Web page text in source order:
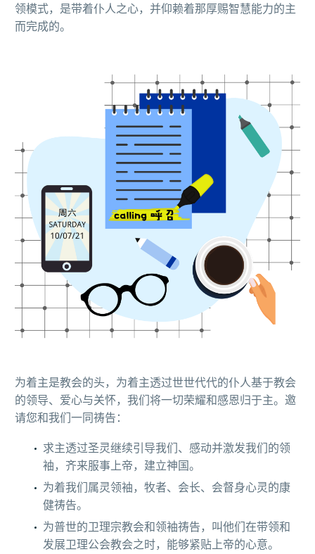
领模式，是带着仆人之心，并仰赖着那厚赐智慧能力的主
而完成的。
为着主是教会的头，为着主透过世世代代的仆人基于教会
的领导、爱心与关怀，我们将一切荣耀和感恩归于主。邀
请您和我们一同祷告：
求主透过圣灵继续引导我们、感动并激发我们的领
袖，齐来服事上帝，建立神国。
为着我们属灵领袖，牧者、会长、会督身心灵的康
健祷告。
为普世的卫理宗教会和领袖祷告，叫他们在带领和
发展卫理公会教会之时，能够紧贴上帝的心意。